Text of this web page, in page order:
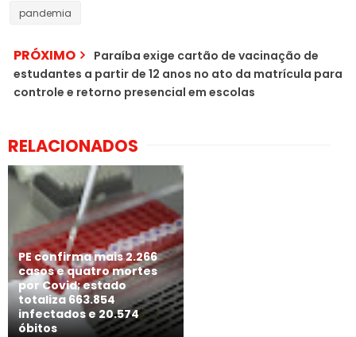
pandemia
PRÓXIMO
Paraíba exige cartão de vacinação de
estudantes a partir de 12 anos no ato da matrícula para
controle e retorno presencial em escolas
RELACIONADOS
PE confirma mais 2.266
casos e quatro mortes
por Covid; estado
totaliza 663.854
infectados e 20.574
óbitos